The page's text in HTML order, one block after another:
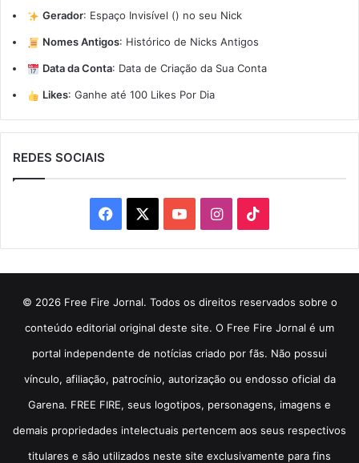
Gerador: Espaço Invisível (ㅤ) no seu Nick
Nomes Antigos: Histórico de Nicks Antigos
Data da Conta: Data de Criação da Sua Conta
Likes: Ganhe até 100 Likes Por Dia
REDES SOCIAIS
Facebook YouTubeInstagram
© 2026 Free Fire Jornal. Todos os direitos reservados sobre o
conteúdo editorial original deste site. O Free Fire Jornal é um
portal independente de notícias criado por fãs. Não possui
vínculo, afiliação, patrocínio, autorização ou endosso oficial da
Garena. FREE FIRE, seus logotipos, personagens, imagens e
demais propriedades intelectuais pertencem aos seus respectivos
titulares e são utilizados neste site exclusivamente para fins